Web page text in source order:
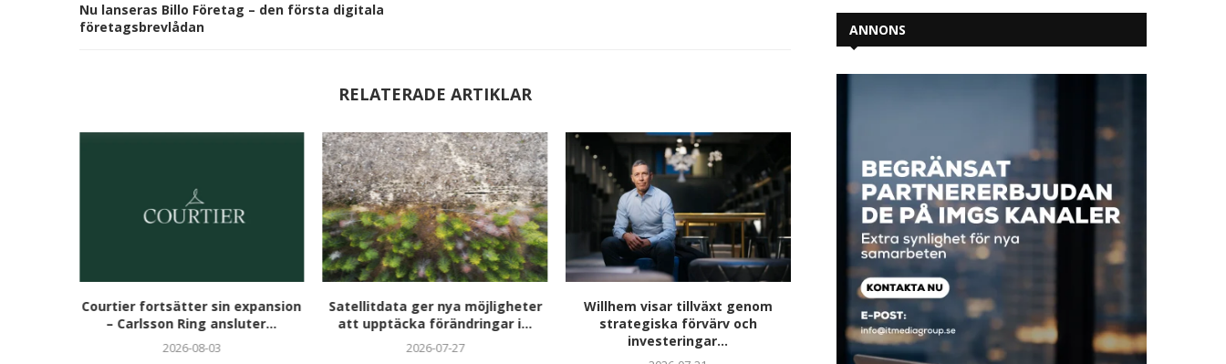
Nu lanseras Billo Företag – den första digitala
företagsbrevlådan
RELATERADE ARTIKLAR
Courtier fortsätter sin expansion
– Carlsson Ring ansluter...
2026-08-03
Satellitdata ger nya möjligheter
att upptäcka förändringar i...
2026-07-27
Willhem visar tillväxt genom
strategiska förvärv och
investeringar...
Nordec levererar stommen till
Hitachi Energys utbyggnad i...
2026-07-17
Orterna där
minst och störst
2026-07-16
ANNONS